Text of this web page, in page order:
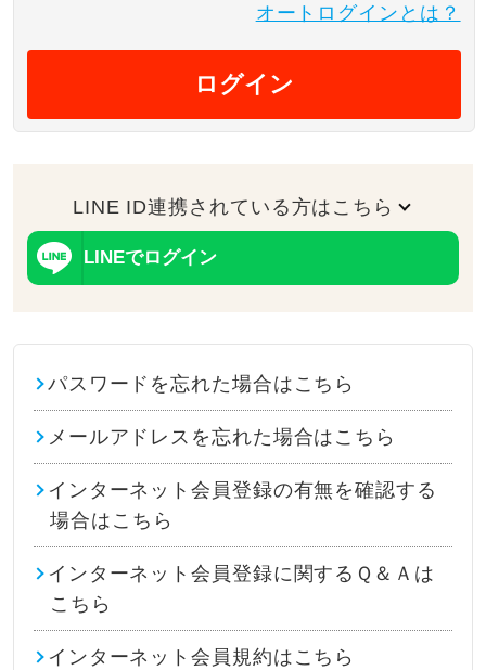
オートログインとは？
ログイン
LINE ID連携されている方はこちら
LINEでログイン
パスワードを忘れた場合はこちら
メールアドレスを忘れた場合はこちら
インターネット会員登録の有無を確認する
場合はこちら
インターネット会員登録に関するＱ＆Ａは
こちら
インターネット会員規約はこちら